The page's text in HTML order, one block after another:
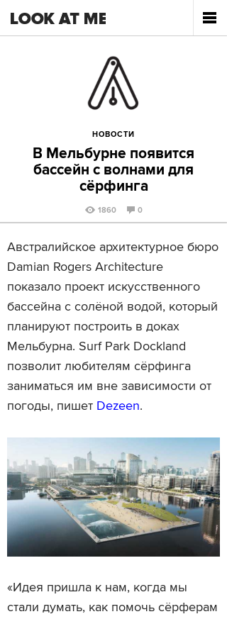
НОВОСТИ
В Мельбурне появится
бассейн с волнами для
сёрфинга
1860 0
Австралийское архитектурное бюро
Damian Rogers Architecture
показало проект искусственного
бассейна с солёной водой, который
планируют построить в доках
Мельбурна. Surf Park Dockland
позволит любителям сёрфинга
заниматься им вне зависимости от
погоды, пишет Dezeen.
«Идея пришла к нам, когда мы
стали думать, как помочь сёрферам